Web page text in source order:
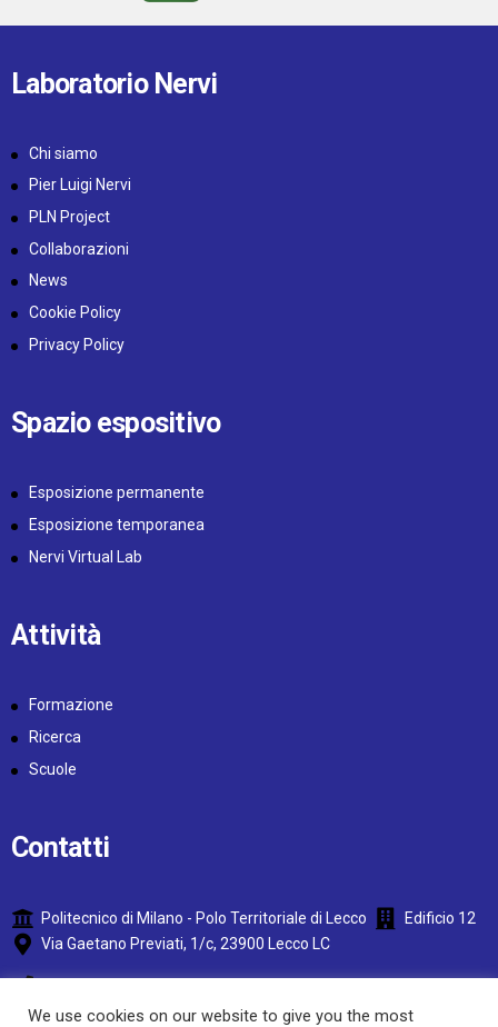
Laboratorio Nervi
Chi siamo
Pier Luigi Nervi
PLN Project
Collaborazioni
News
Cookie Policy
Privacy Policy
Spazio espositivo
Esposizione permanente
Esposizione temporanea
Nervi Virtual Lab
Attività
Formazione
Ricerca
Scuole
Contatti
Politecnico di Milano - Polo Territoriale di Lecco
Edificio 12
Via Gaetano Previati, 1/c, 23900 Lecco LC
We use cookies on our website to give you the most